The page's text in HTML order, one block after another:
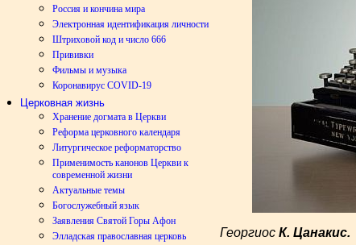
Россия и кончина мира
Электронная идентификация личности
Штриховой код и число 666
Прививки
Фильмы и музыка
Коронавирус COVID-19
Церковная жизнь
Хранение догмата в Церкви
Реформа церковного календаря
Литургическое реформаторство
Применимость канонов Церкви к
современной жизни
Актуальные темы
Богослужебный язык
Заявления Святой Горы Афон
Элладская православная церковь
Георгиос К. Цанакис.